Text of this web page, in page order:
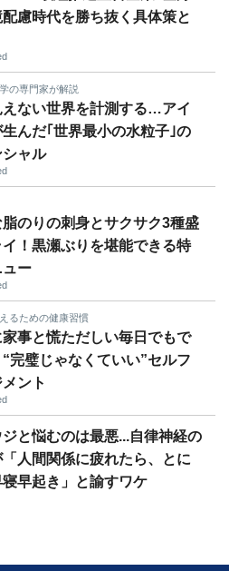
慮時代を勝ち抜く具体策と
の専門家が解説
えない世界を計測する…アイ
んだ｢世界最小の水粒子｣の
ャル
のりの刺身とサクサク3種盛
イ！黒瀬ぶりを堪能できる特
ュー
るための健康習慣
事と慌ただしい毎日でもで
“完璧じゃなくていい”セルフ
ント
ジと悩むのは最悪...自律神経の
人間関係に疲れたら、とに
早起き」と諭すワケ